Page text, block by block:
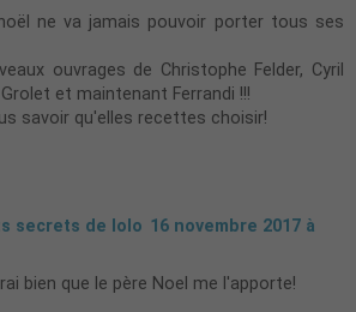
ne va jamais pouvoir porter tous ses
ouvrages de Christophe Felder, Cyril
et maintenant Ferrandi !!!
savoir qu'elles recettes choisir!
secrets de lolo 16 novembre 2017 à
bien que le père Noel me l'apporte!